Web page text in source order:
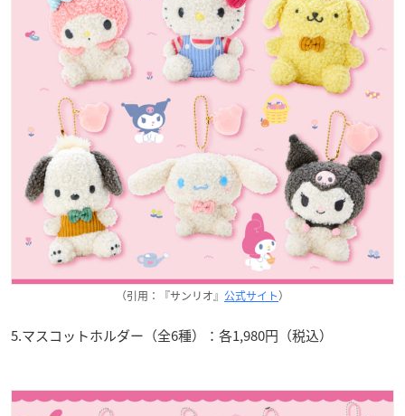
（引用：『サンリオ』 公式サイト）
5.マスコットホルダー（全6種）：各1,980円（税込）